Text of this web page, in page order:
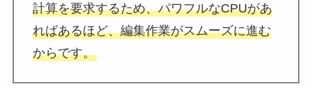
計算を要求するため、パワフルなCPUがあ
ればあるほど、編集作業がスムーズに進む
からです。